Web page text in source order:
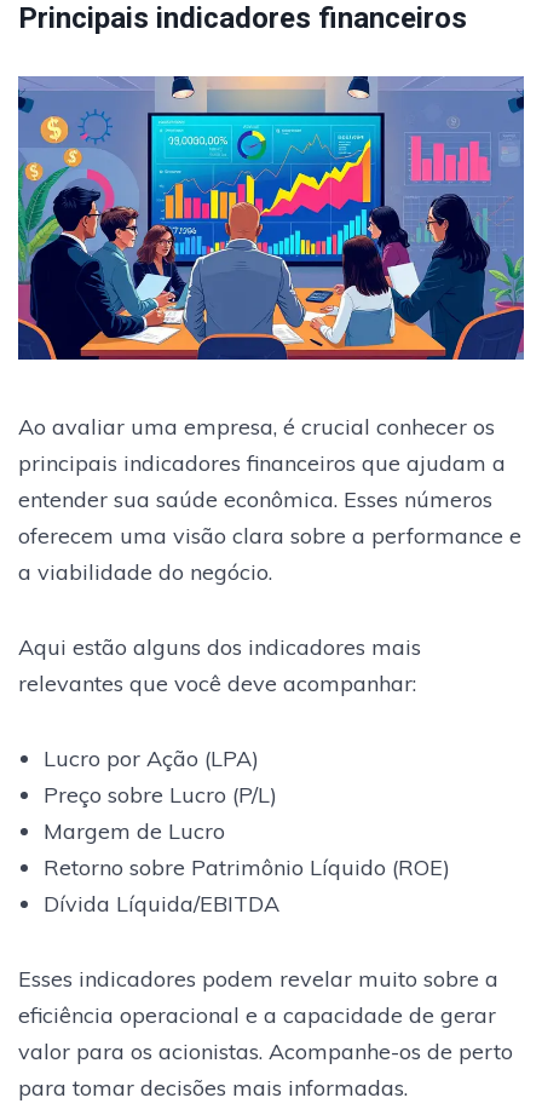
Principais indicadores financeiros
Ao avaliar uma empresa, é crucial conhecer os
principais indicadores financeiros que ajudam a
entender sua saúde econômica. Esses números
oferecem uma visão clara sobre a performance e
a viabilidade do negócio.
Aqui estão alguns dos indicadores mais
relevantes que você deve acompanhar:
Lucro por Ação (LPA)
Preço sobre Lucro (P/L)
Margem de Lucro
Retorno sobre Patrimônio Líquido (ROE)
Dívida Líquida/EBITDA
Esses indicadores podem revelar muito sobre a
eficiência operacional e a capacidade de gerar
valor para os acionistas. Acompanhe-os de perto
para tomar decisões mais informadas.